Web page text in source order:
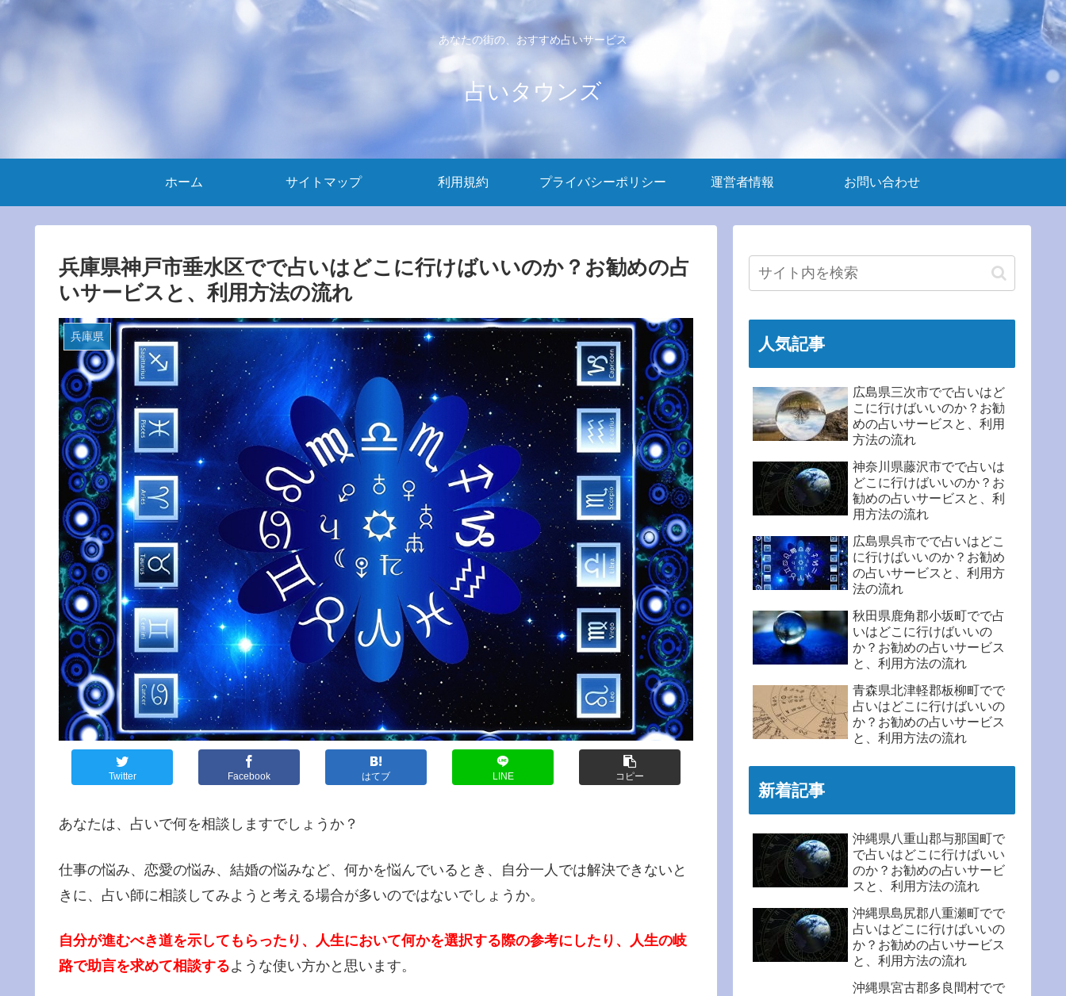
あなたの街の、おすすめ占いサービス
占いタウンズ
ホーム サイトマップ 利用規約 プライバシーポリシー 運営者情報 お問い合わせ
兵庫県神戸市垂水区でで占いはどこに行けばいいのか？お勧めの占
いサービスと、利用方法の流れ
兵庫県
Twitter Facebook はてブ LINE コピー
あなたは、占いで何を相談しますでしょうか？
仕事の悩み、恋愛の悩み、結婚の悩みなど、何かを悩んでいるとき、自分一人では解決できないと
きに、占い師に相談してみようと考える場合が多いのではないでしょうか。
自分が進むべき道を示してもらったり、人生において何かを選択する際の参考にしたり、人生の岐
路で助言を求めて相談するような使い方かと思います。
人気記事
広島県三次市でで占いはど
こに行けばいいのか？お勧
めの占いサービスと、利用
方法の流れ
神奈川県藤沢市でで占いは
どこに行けばいいのか？お
勧めの占いサービスと、利
用方法の流れ
広島県呉市でで占いはどこ
に行けばいいのか？お勧め
の占いサービスと、利用方
法の流れ
秋田県鹿角郡小坂町でで占
いはどこに行けばいいの
か？お勧めの占いサービス
と、利用方法の流れ
青森県北津軽郡板柳町でで
占いはどこに行けばいいの
か？お勧めの占いサービス
と、利用方法の流れ
新着記事
沖縄県八重山郡与那国町で
で占いはどこに行けばいい
のか？お勧めの占いサービ
スと、利用方法の流れ
沖縄県島尻郡八重瀬町でで
占いはどこに行けばいいの
か？お勧めの占いサービス
と、利用方法の流れ
沖縄県宮古郡多良間村でで